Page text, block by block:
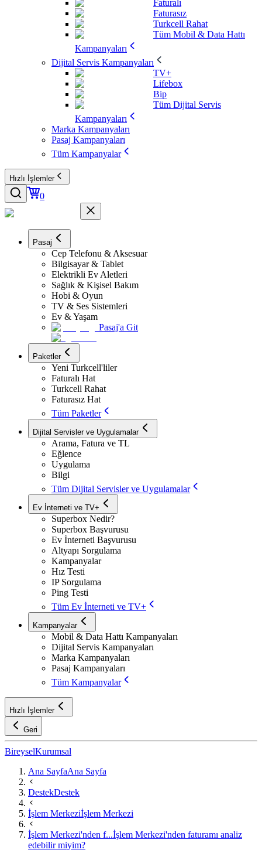
Faturalı
Faturasız
Turkcell Rahat
Tüm Mobil & Data Hattı
Kampanyaları
Dijital Servis Kampanyaları
TV+
Lifebox
Bip
Tüm Dijital Servis
Kampanyaları
Marka Kampanyaları
Pasaj Kampanyaları
Tüm Kampanyalar
Hızlı İşlemler
0
Pasaj
Cep Telefonu & Aksesuar
Bilgisayar & Tablet
Elektrikli Ev Aletleri
Sağlık & Kişisel Bakım
Hobi & Oyun
TV & Ses Sistemleri
Ev & Yaşam
Pasaj'a Git
Paketler
Yeni Turkcell'liler
Faturalı Hat
Turkcell Rahat
Faturasız Hat
Tüm Paketler
Dijital Servisler ve Uygulamalar
Arama, Fatura ve TL
Eğlence
Uygulama
Bilgi
Tüm Dijital Servisler ve Uygulamalar
Ev İnterneti ve TV+
Superbox Nedir?
Superbox Başvurusu
Ev İnterneti Başvurusu
Altyapı Sorgulama
Kampanyalar
Hız Testi
IP Sorgulama
Ping Testi
Tüm Ev İnterneti ve TV+
Kampanyalar
Mobil & Data Hattı Kampanyaları
Dijital Servis Kampanyaları
Marka Kampanyaları
Pasaj Kampanyaları
Tüm Kampanyalar
Hızlı İşlemler
Geri
BireyselKurumsal
Ana SayfaAna Sayfa
DestekDestek
İşlem Merkeziİşlem Merkezi
İşlem Merkezi'nden f...İşlem Merkezi'nden faturamı analiz
edebilir miyim?